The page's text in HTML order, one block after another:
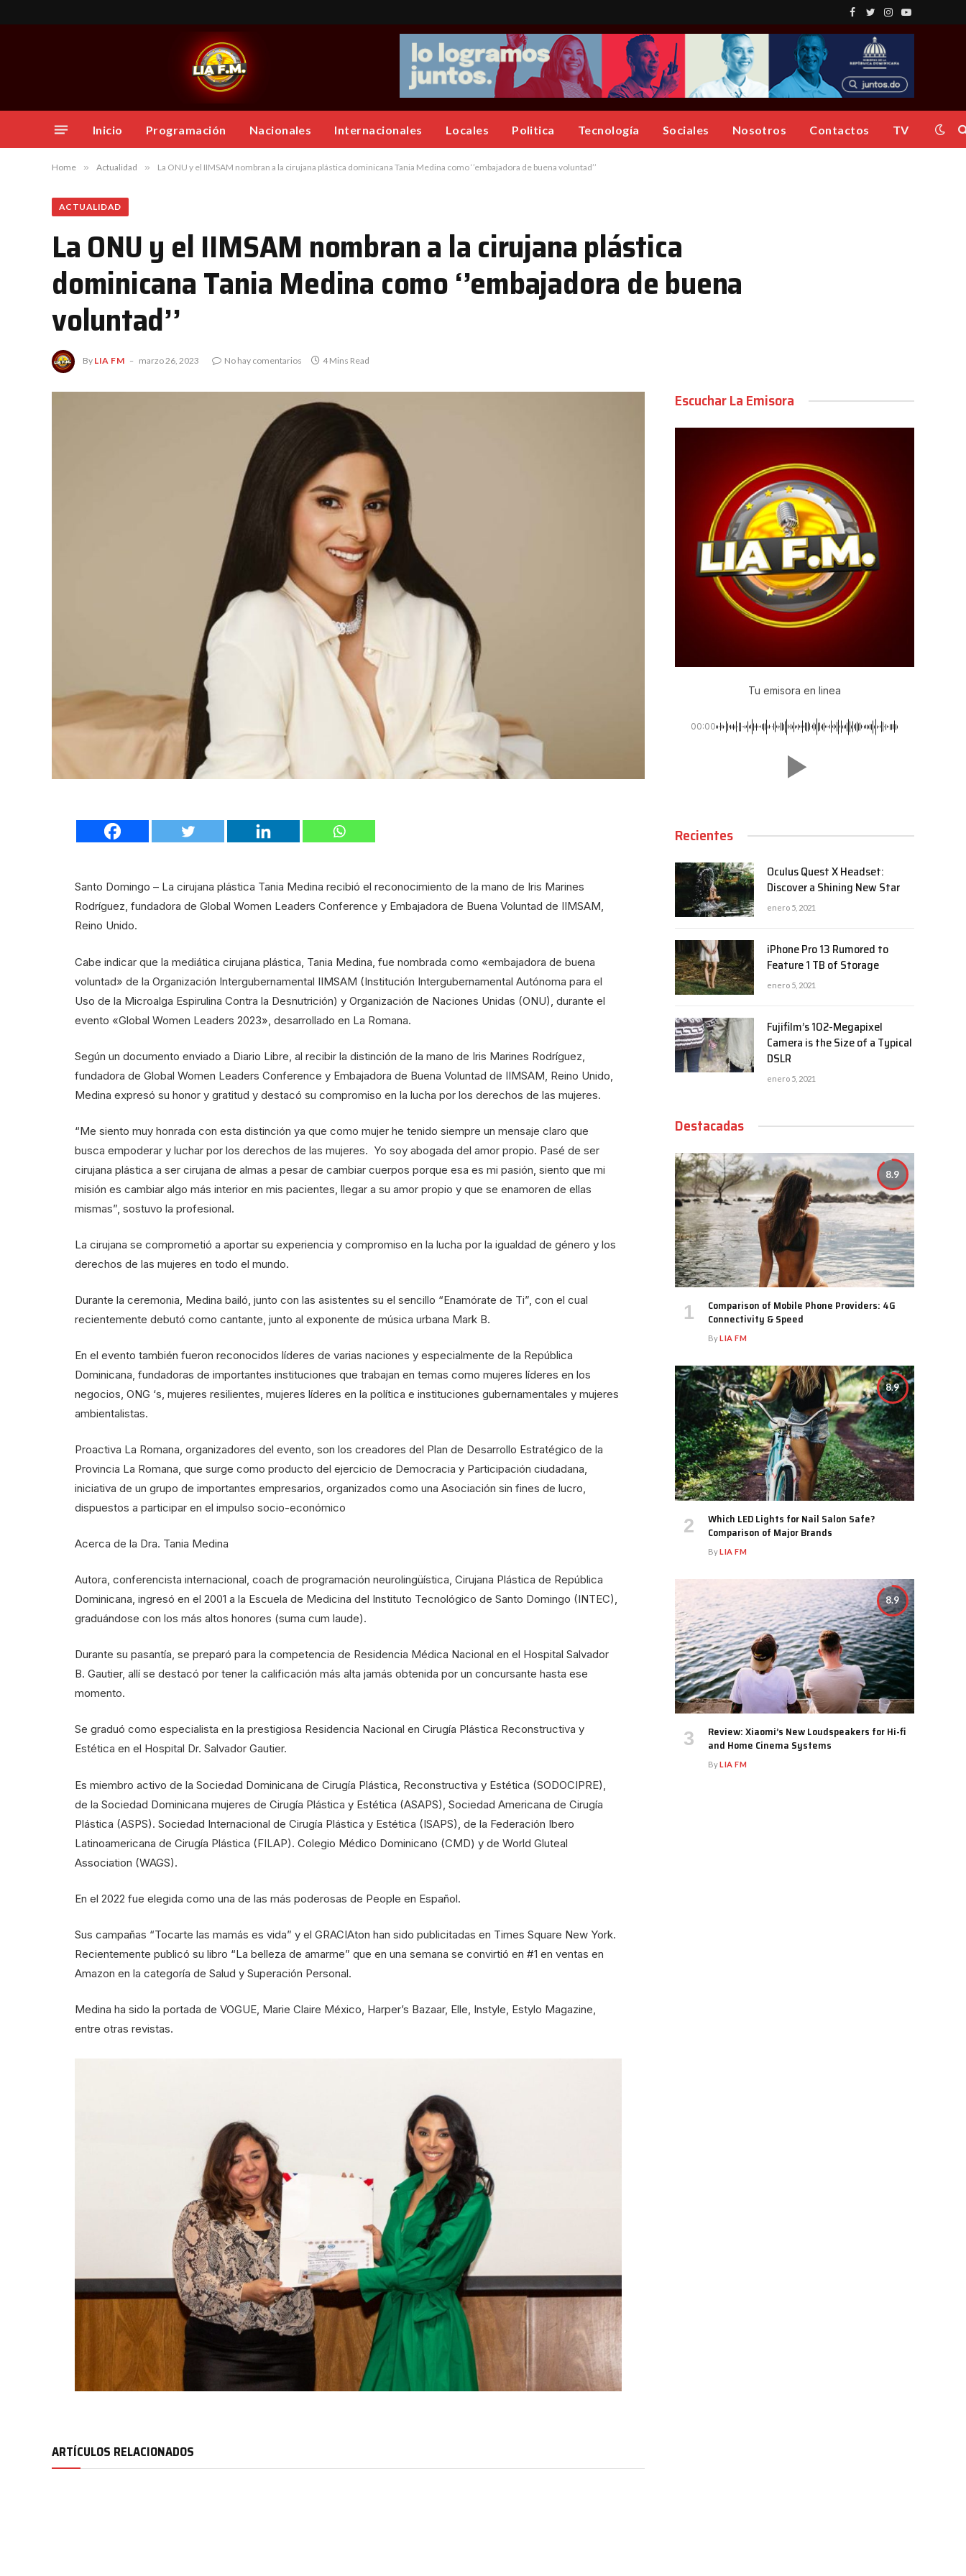
Facebook
TwitterInstagram
YouTube
Inicio Programación Nacionales Internacionales Locales Politica Tecnología Sociales Nosotros Contactos TV
Home » Actualidad » La ONU y el IIMSAM nombran a la cirujana plástica dominicana Tania Medina como ‘’embajadora de buena voluntad’’
ACTUALIDAD
La ONU y el IIMSAM nombran a la cirujana plástica
dominicana Tania Medina como ‘’embajadora de buena
voluntad’’
By LIA FM marzo 26, 2023 No hay comentarios 4 Mins Read
Santo Domingo – La cirujana plástica Tania Medina recibió el reconocimiento de la mano de Iris Marines
Rodríguez, fundadora de Global Women Leaders Conference y Embajadora de Buena Voluntad de IIMSAM,
Reino Unido.
Cabe indicar que la mediática cirujana plástica, Tania Medina, fue nombrada como «embajadora de buena
voluntad» de la Organización Intergubernamental IIMSAM (Institución Intergubernamental Autónoma para el
Uso de la Microalga Espirulina Contra la Desnutrición) y Organización de Naciones Unidas (ONU), durante el
evento «Global Women Leaders 2023», desarrollado en La Romana.
Según un documento enviado a Diario Libre, al recibir la distinción de la mano de Iris Marines Rodríguez,
fundadora de Global Women Leaders Conference y Embajadora de Buena Voluntad de IIMSAM, Reino Unido,
Medina expresó su honor y gratitud y destacó su compromiso en la lucha por los derechos de las mujeres.
“Me siento muy honrada con esta distinción ya que como mujer he tenido siempre un mensaje claro que
busca empoderar y luchar por los derechos de las mujeres. Yo soy abogada del amor propio. Pasé de ser
cirujana plástica a ser cirujana de almas a pesar de cambiar cuerpos porque esa es mi pasión, siento que mi
misión es cambiar algo más interior en mis pacientes, llegar a su amor propio y que se enamoren de ellas
mismas”, sostuvo la profesional.
La cirujana se comprometió a aportar su experiencia y compromiso en la lucha por la igualdad de género y los
derechos de las mujeres en todo el mundo.
Durante la ceremonia, Medina bailó, junto con las asistentes su el sencillo “Enamórate de Ti”, con el cual
recientemente debutó como cantante, junto al exponente de música urbana Mark B.
En el evento también fueron reconocidos líderes de varias naciones y especialmente de la República
Dominicana, fundadoras de importantes instituciones que trabajan en temas como mujeres líderes en los
negocios, ONG ‘s, mujeres resilientes, mujeres líderes en la política e instituciones gubernamentales y mujeres
ambientalistas.
Proactiva La Romana, organizadores del evento, son los creadores del Plan de Desarrollo Estratégico de la
Provincia La Romana, que surge como producto del ejercicio de Democracia y Participación ciudadana,
iniciativa de un grupo de importantes empresarios, organizados como una Asociación sin fines de lucro,
dispuestos a participar en el impulso socio-económico
Acerca de la Dra. Tania Medina
Autora, conferencista internacional, coach de programación neurolingüística, Cirujana Plástica de República
Dominicana, ingresó en el 2001 a la Escuela de Medicina del Instituto Tecnológico de Santo Domingo (INTEC),
graduándose con los más altos honores (suma cum laude).
Durante su pasantía, se preparó para la competencia de Residencia Médica Nacional en el Hospital Salvador
B. Gautier, allí se destacó por tener la calificación más alta jamás obtenida por un concursante hasta ese
momento.
Se graduó como especialista en la prestigiosa Residencia Nacional en Cirugía Plástica Reconstructiva y
Estética en el Hospital Dr. Salvador Gautier.
Es miembro activo de la Sociedad Dominicana de Cirugía Plástica, Reconstructiva y Estética (SODOCIPRE),
de la Sociedad Dominicana mujeres de Cirugía Plástica y Estética (ASAPS), Sociedad Americana de Cirugía
Plástica (ASPS). Sociedad Internacional de Cirugía Plástica y Estética (ISAPS), de la Federación Ibero
Latinoamericana de Cirugía Plástica (FILAP). Colegio Médico Dominicano (CMD) y de World Gluteal
Association (WAGS).
En el 2022 fue elegida como una de las más poderosas de People en Español.
Sus campañas “Tocarte las mamás es vida” y el GRACIAton han sido publicitadas en Times Square New York.
Recientemente publicó su libro “La belleza de amarme” que en una semana se convirtió en #1 en ventas en
Amazon en la categoría de Salud y Superación Personal.
Medina ha sido la portada de VOGUE, Marie Claire México, Harper’s Bazaar, Elle, Instyle, Estylo Magazine,
entre otras revistas.
ARTÍCULOS RELACIONADOS
Escuchar La Emisora
Tu emisora en linea
00:00
Recientes
Oculus Quest X Headset:
Discover a Shining New Star
enero 5, 2021
iPhone Pro 13 Rumored to
Feature 1 TB of Storage
enero 5, 2021
Fujifilm’s 102-Megapixel
Camera is the Size of a Typical
DSLR
enero 5, 2021
Destacadas
8.9
Comparison of Mobile Phone Providers: 4G
Connectivity & Speed
ByLIA FM
8.9
Which LED Lights for Nail Salon Safe?
Comparison of Major Brands
ByLIA FM
8.9
Review: Xiaomi’s New Loudspeakers for Hi-fi
and Home Cinema Systems
ByLIA FM